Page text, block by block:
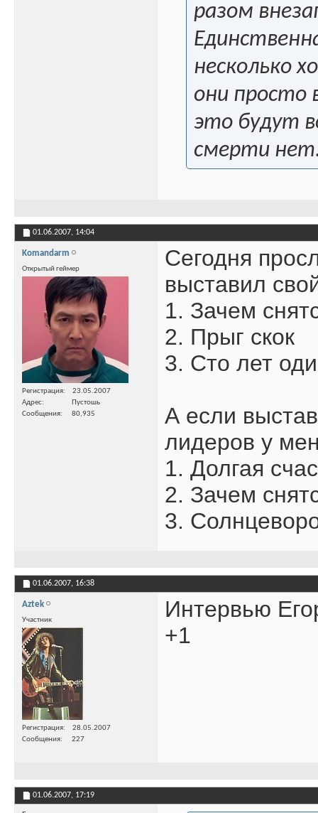
разом
несколько
они просто
это будут
смерти
01.06.2007, 14:04
Komandarm
Открытый геймер
Регистрация
23.05.2007
Адрес
Пустошь
Сообщения
80,935
Сегодня
выставил
1. Зачем
2. Прыг скок
3. Сто лет
А если
лидеров у
1. Долгая
2. Зачем
3.
01.06.2007, 16:38
Aztek
Участник
Регистрация
28.05.2007
Сообщения
227
Интервью
+1
01.06.2007, 17:19